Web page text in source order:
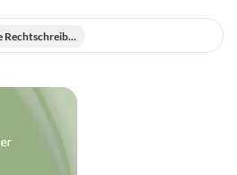
Rechtschreib...